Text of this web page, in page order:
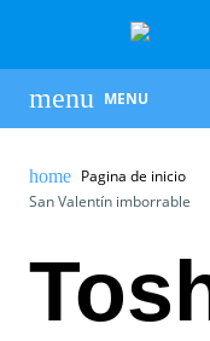
MENU
Pagina de inicio
San Valentín imborrable